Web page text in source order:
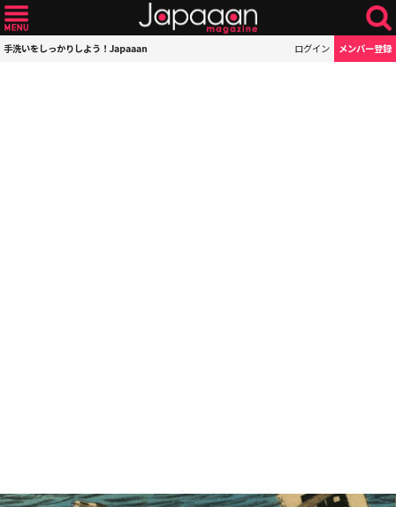
手洗いをしっかりしよう！Japaaan ログイン メンバー登録